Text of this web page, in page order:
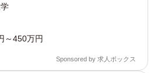
～450万円
Sponsored by 求人ボックス